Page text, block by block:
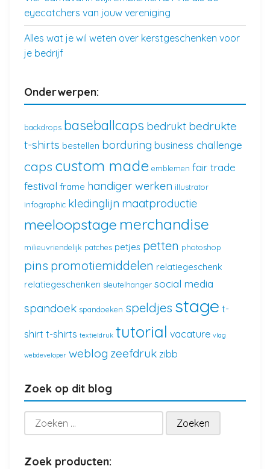
eyecatchers van jouw vereniging
Alles wat je wil weten over kerstgeschenken voor
je bedrijf
Onderwerpen:
backdrops baseballcaps bedrukt bedrukte
t-shirts bestellen borduring business challenge
caps custom made emblemen fair trade
festival frame handiger werken illustrator
infographic kledinglijn maatproductie
meeloopstage merchandise
milieuvriendelijk patches petjes petten photoshop
pins promotiemiddelen relatiegeschenk
relatiegeschenken sleutelhanger social media
spandoek spandoeken speldjes stage t-
shirt t-shirts textieldruk tutorial vacature vlag
webdeveloper weblog zeefdruk zibb
Zoek op dit blog
Zoeken
naar:
Zoek producten: